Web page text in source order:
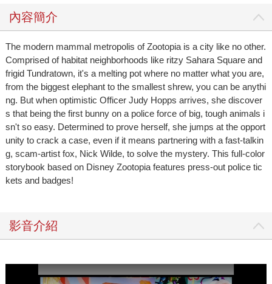
內容簡介
The modern mammal metropolis of Zootopia is a city like no other.
Comprised of habitat neighborhoods like ritzy Sahara Square and
frigid Tundratown, it's a melting pot where no matter what you are,
from the biggest elephant to the smallest shrew, you can be anythi
ng. But when optimistic Officer Judy Hopps arrives, she discover
s that being the first bunny on a police force of big, tough animals i
sn't so easy. Determined to prove herself, she jumps at the opport
unity to crack a case, even if it means partnering with a fast-talkin
g, scam-artist fox, Nick Wilde, to solve the mystery. This full-color
storybook based on Disney Zootopia features press-out police tic
kets and badges!
影音介紹